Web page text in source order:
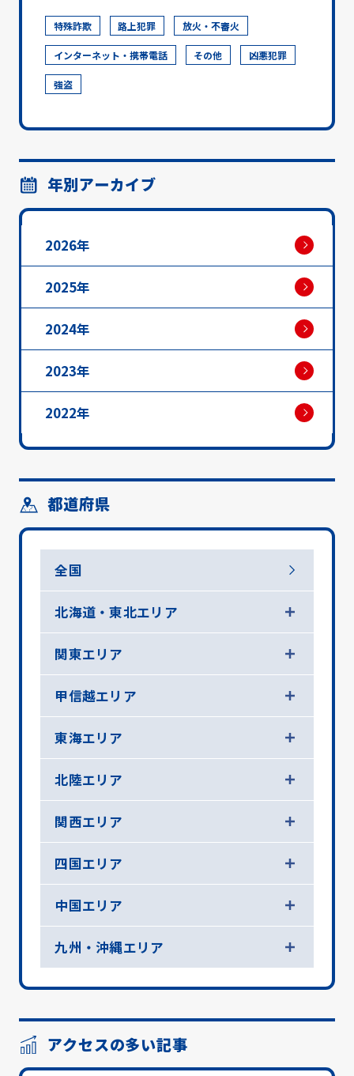
特殊詐欺 路上犯罪 放火・不審火
インターネット・携帯電話 その他 凶悪犯罪
強盗
年別アーカイブ
2026年
2025年
2024年
2023年
2022年
都道府県
全国
北海道・東北エリア
関東エリア
甲信越エリア
東海エリア
北陸エリア
関西エリア
四国エリア
中国エリア
九州・沖縄エリア
アクセスの多い記事